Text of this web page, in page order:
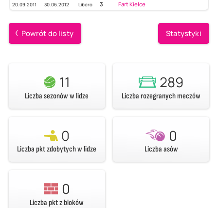
20.09.2011 30.06.2012 Libero 3 Fart Kielce
Powrót do listy Statystyki
11
Liczba sezonów w lidze
289
Liczba rozegranych meczów
0
Liczba pkt zdobytych w lidze
0
Liczba asów
0
Liczba pkt z bloków